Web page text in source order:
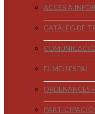
ACCÉS A
CATÀLEG DE
COMUNICACIÓ
EL MEU ESPAI
ORDENANCES